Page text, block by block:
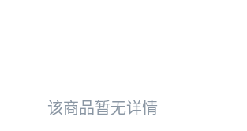
该商品暂无详情